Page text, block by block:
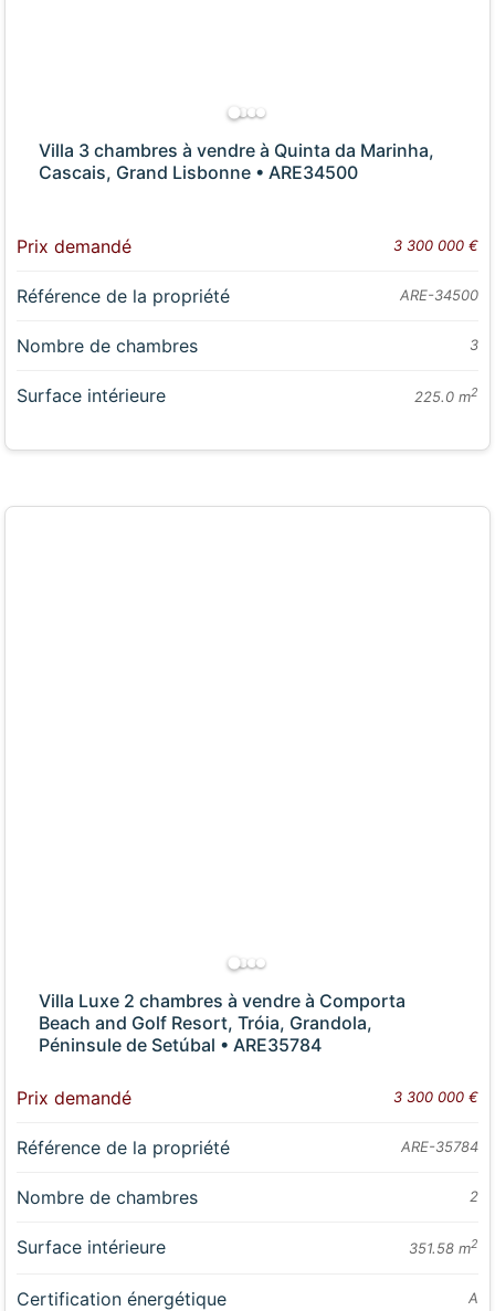
Villa 3 chambres à vendre à Quinta da Marinha,
Cascais, Grand Lisbonne • ARE34500
Prix demandé 3 300 000 €
Référence de la propriété ARE-34500
Nombre de chambres 3
Surface intérieure 225.0 m2
Villa Luxe 2 chambres à vendre à Comporta
Beach and Golf Resort, Tróia, Grandola,
Péninsule de Setúbal • ARE35784
Prix demandé 3 300 000 €
Référence de la propriété ARE-35784
Nombre de chambres 2
Surface intérieure 351.58 m2
Certification énergétique A